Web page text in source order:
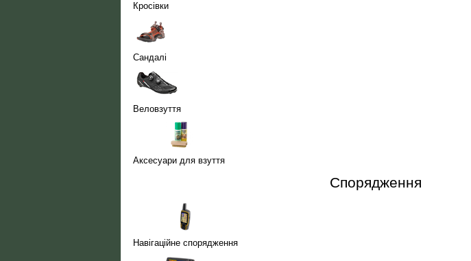
Кросівки
Сандалі
Веловзуття
Аксесуари для взуття
Спорядження
Навігаційне спорядження